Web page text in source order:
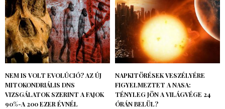
NEM IS VOLT EVOLÚCIÓ? AZ ÚJ
MITOKONDRIÁLIS DNS
VIZSGÁLATOK SZERINT A FAJOK
90%-A 200 EZER ÉVNÉL
NAPKITÖRÉSEK VESZÉLYÉRE
FIGYELMEZTET A NASA:
TÉNYLEG JÖN A VILÁGVÉGE 24
ÓRÁN BELÜL?